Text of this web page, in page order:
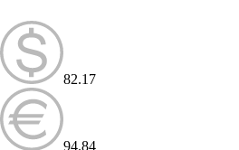
82.17
94.84